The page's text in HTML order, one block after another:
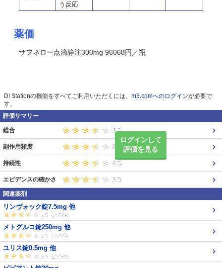
う反応
薬価
サフネロー点滴静注300mg 96068円／瓶
DI Stationの機能をすべてご利用いただくには、 m3.comへのログインが必要で
す。
評価サマリー
ログインして
評価を見る
総合
副作用頻度
持続性
エビデンスの確かさ
関連薬剤
リンヴォック錠7.5mg 他
メトグルコ錠250mg 他
ユリス錠0.5mg 他